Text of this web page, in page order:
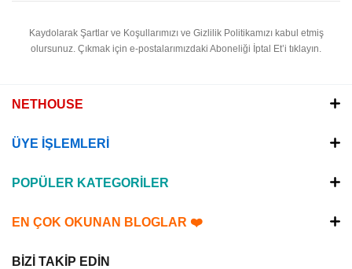
Kaydolarak Şartlar ve Koşullarımızı ve Gizlilik Politikamızı kabul etmiş
olursunuz. Çıkmak için e-postalarımızdaki Aboneliği İptal Et’i tıklayın.
NETHOUSE
ÜYE İŞLEMLERİ
POPÜLER KATEGORİLER
EN ÇOK OKUNAN BLOGLAR ❤️
BİZİ TAKİP EDİN